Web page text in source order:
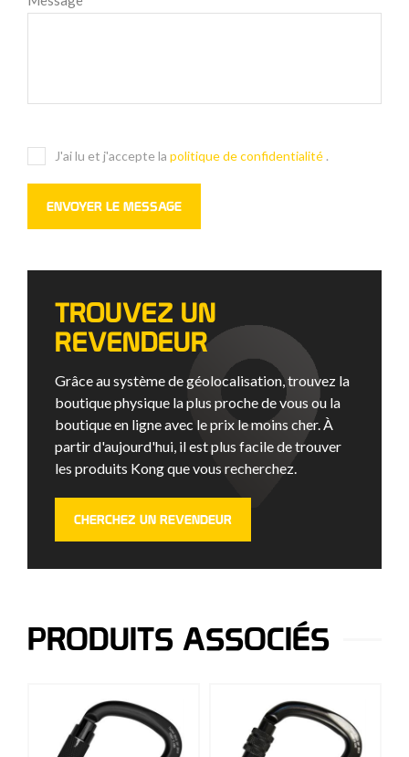
J'ai lu et j'accepte la politique de confidentialité .
TROUVEZ UN
REVENDEUR
Grâce au système de géolocalisation, trouvez la
boutique physique la plus proche de vous ou la
boutique en ligne avec le prix le moins cher. À
partir d'aujourd'hui, il est plus facile de trouver
les produits Kong que vous recherchez.
CHERCHEZ UN REVENDEUR
PRODUITS ASSOCIÉS